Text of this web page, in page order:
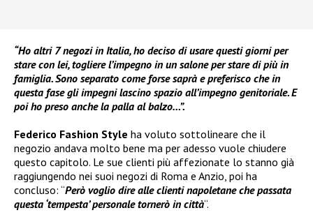
“Ho altri 7 negozi in Italia, ho deciso di usare questi giorni per
stare con lei, togliere l’impegno in un salone per stare di più in
famiglia. Sono separato come forse saprà e preferisco che in
questa fase gli impegni lascino spazio all’impegno genitoriale. E
poi ho preso anche la palla al balzo…”.
Federico Fashion Style ha voluto sottolineare che il
negozio andava molto bene ma per adesso vuole chiudere
questo capitolo. Le sue clienti più affezionate lo stanno già
raggiungendo nei suoi negozi di Roma e Anzio, poi ha
concluso: “Però voglio dire alle clienti napoletane che passata
questa ‘tempesta’ personale tornerò in città“.